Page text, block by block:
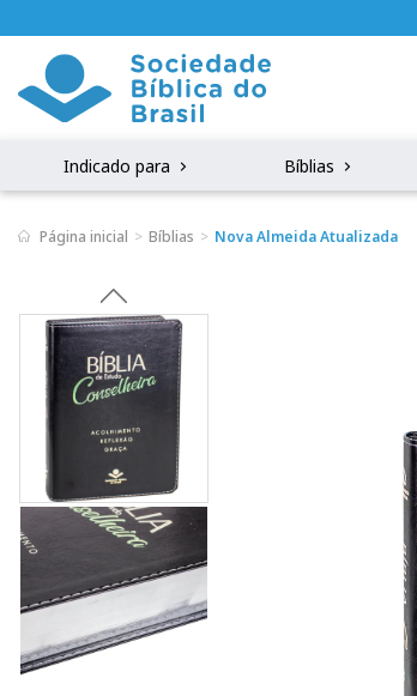
Indicado para Bíblias
Página inicial Bíblias Nova Almeida Atualizada